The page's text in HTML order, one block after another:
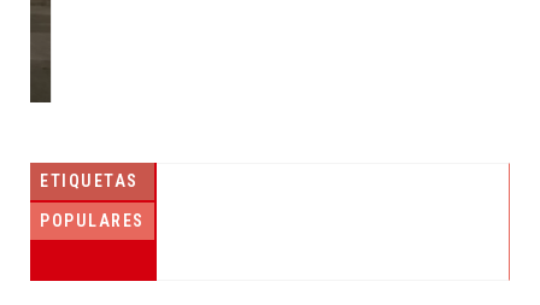
ETIQUETAS
POPULARES